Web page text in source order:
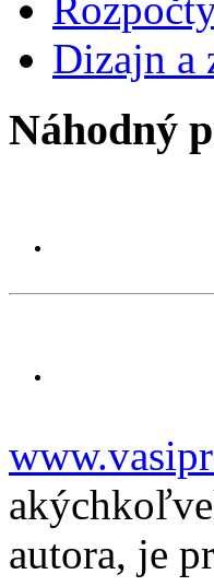
Dizajn a
Náhodný
autora, je